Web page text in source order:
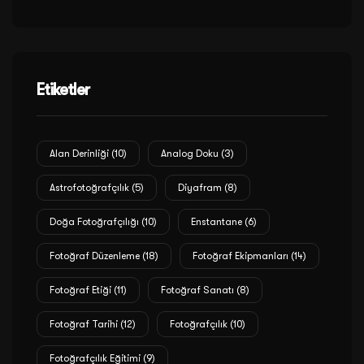
Etiketler
Alan Derinliği (10) Analog Doku (3)
Astrofotoğrafçılık (5) Diyafram (8)
Doğa Fotoğrafçılığı (10) Enstantane (6)
Fotoğraf Düzenleme (18) Fotoğraf Ekipmanları (14)
Fotoğraf Etiği (11) Fotoğraf Sanatı (8)
Fotoğraf Tarihi (12) Fotoğrafçılık (10)
Fotoğrafçılık Eğitimi (9)